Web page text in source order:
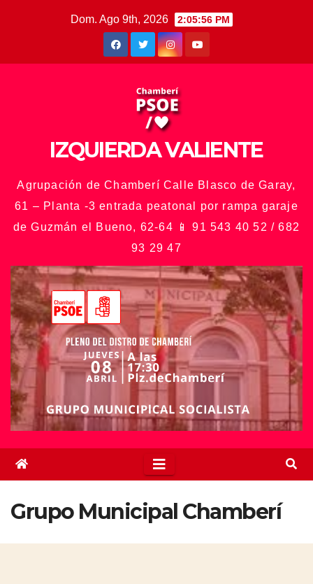
Dom. Ago 9th, 2026 2:05:58 PM
IZQUIERDA VALIENTE
Agrupación de Chamberí Calle Blasco de Garay,
61 – Planta -3 entrada peatonal por rampa garaje
de Guzmán el Bueno, 62-64 📱 91 543 40 52 / 682
93 29 47
Grupo Municipal Chamberí